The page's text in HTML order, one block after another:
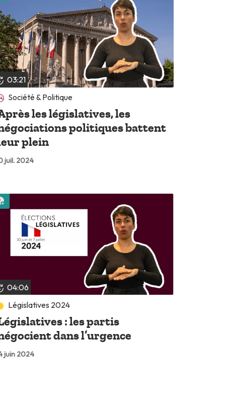
03:21
Société & Politique
les législatives, les
politiques battent
plein
juil. 2024
04:06
Législatives 2024
: les partis
dans l’urgence
juin 2024